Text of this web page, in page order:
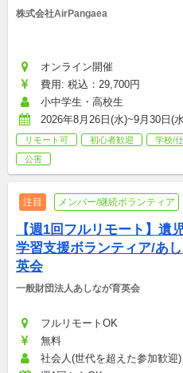
株式会社AirPangaea
オンライン開催
費用: 税込：29,700円
小中学生・高校生
2026年8月26日(水)~9月30日(
リモート可 初心者歓迎 学校/
公害
注目 メンバー/継続ボランティア
【週1回フルリモート】遺
学習支援ボランティア/あ
英会
一般財団法人あしなが育英会
フルリモートOK
無料
社会人(世代を超えた参加歓迎